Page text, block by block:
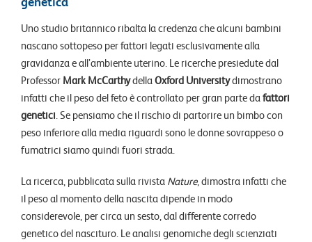
Uno studio britannico ribalta la credenza che alcuni bambini
nascano sottopeso per fattori legati esclusivamente alla
gravidanza e all’ambiente uterino. Le ricerche presiedute dal
Professor Mark McCarthydella Oxford Universitydimostrano
infatti che il peso del feto è controllato per gran parte da fattori
genetici . Se pensiamo che il rischio di partorire un bimbo con
peso inferiore alla media riguardi sono le donne sovrappeso o
fumatrici siamo quindi fuori strada.
La ricerca, pubblicata sulla rivista Nature, dimostra infatti che
il peso al momento della nascita dipende in modo
considerevole, per circa un sesto, dal differente corredo
genetico del nascituro. Le analisi genomiche degli scienziati